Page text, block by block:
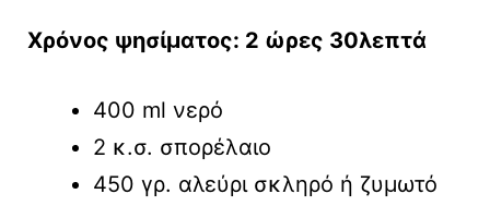
Χρόνος ψησίματος: 2 ώρες 30λεπτά
400 ml νερό
2 κ.σ. σπορέλαιο
450 γρ. αλεύρι σκληρό ή ζυμωτό